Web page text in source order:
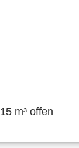
15 m³ offen